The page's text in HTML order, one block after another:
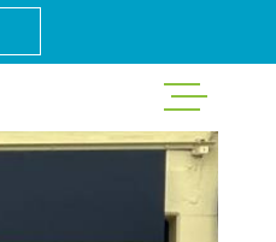
ACHETER
LOUER